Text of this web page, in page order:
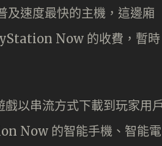
速度最快的主機，這邊廂
Now 的收費，暫時
以串流方式下載到玩家用
Now 的智能手機、智能電